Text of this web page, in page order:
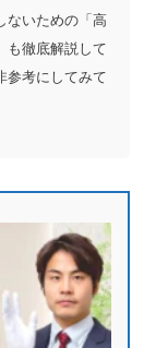
ないための「高
も徹底解説して
参考にしてみて